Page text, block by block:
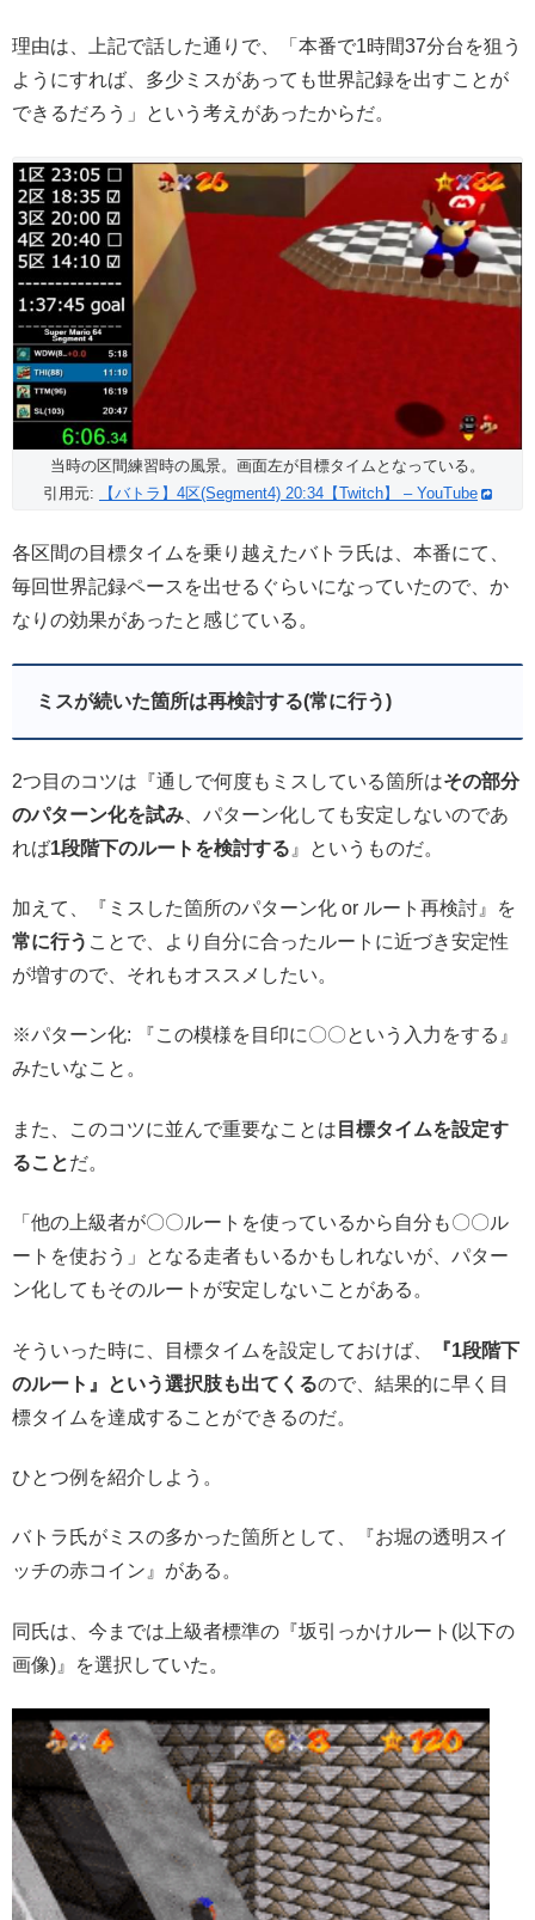
理由は、上記で話した通りで、「本番で1時間37分台を狙う
ようにすれば、多少ミスがあっても世界記録を出すことが
できるだろう」という考えがあったからだ。
当時の区間練習時の風景。画面左が目標タイムとなっている。
引用元:
【バトラ】4区(Segment4) 20:34【Twitch】 – YouTube
各区間の目標タイムを乗り越えたバトラ氏は、本番にて、
毎回世界記録ペースを出せるぐらいになっていたので、か
なりの効果があったと感じている。
ミスが続いた箇所は再検討する(常に行う)
2つ目のコツは『通しで何度もミスしている箇所はその部分
のパターン化を試み 、パターン化しても安定しないのであ
れば1段階下のルートを検討する 』というものだ。
加えて、『ミスした箇所のパターン化 or ルート再検討』を
常に行う ことで、より自分に合ったルートに近づき安定性
が増すので、それもオススメしたい。
※パターン化: 『この模様を目印に〇〇という入力をする』
みたいなこと。
また、このコツに並んで重要なことは 目標タイムを設定す
ることだ。
「他の上級者が〇〇ルートを使っているから自分も〇〇ル
ートを使おう」となる走者もいるかもしれないが、パター
ン化してもそのルートが安定しないことがある。
そういった時に、目標タイムを設定しておけば、
『1段階下
のルート』という選択肢も出てくるので、結果的に早く目
標タイムを達成することができるのだ。
ひとつ例を紹介しよう。
バトラ氏がミスの多かった箇所として、『お堀の透明スイ
ッチの赤コイン』がある。
同氏は、今までは上級者標準の『坂引っかけルート(以下の
画像)』を選択していた。